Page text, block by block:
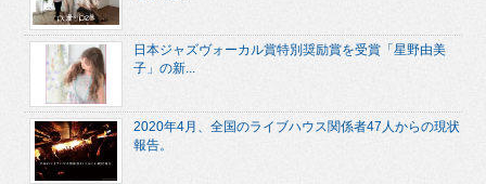
日本ジャズヴォーカル賞特別奨励賞を受賞「星野由美
子」の新...
2020年4月、全国のライブハウス関係者47人からの現状
報告。